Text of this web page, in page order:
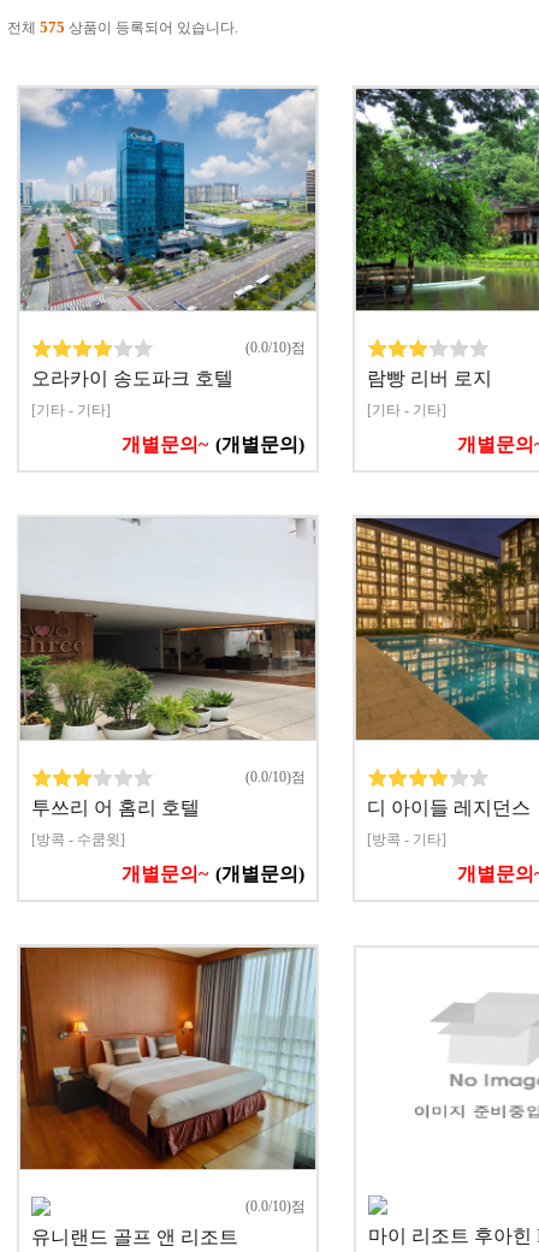
전체 575 상품이 등록되어 있습니다.
(0.0/10)점
오라카이 송도파크 호텔
[기타 - 기타]
개별문의~ (개별문의)
람빵 리버 로지
[기타 - 기타]
개별문의
(0.0/10)점
투쓰리 어 홈리 호텔
[방콕 - 수쿰윗]
개별문의~ (개별문의)
디 아이들 레지던스
[방콕 - 기타]
개별문의
(0.0/10)점
유니랜드 골프 앤 리조트 마이 리조트 후아힌